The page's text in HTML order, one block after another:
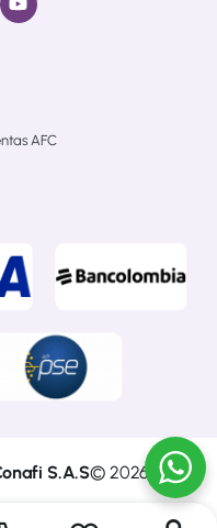
AFC
S.A.S© 2026
Cibersoft Grupo